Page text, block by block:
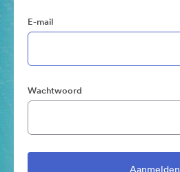
E-mail
Wachtwoord